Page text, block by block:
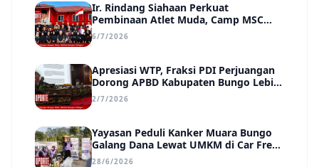
Ir. Rindang Siahaan Perkuat
Pembinaan Atlet Muda, Camp MSC
Siapkan Generasi Juara Hadapi
Kejuaraan Regional hingga Nasional
6/7/2026
Apresiasi WTP, Fraksi PDI Perjuangan
Dorong APBD Kabupaten Bungo Lebih
Efektif, Transparan, dan Berdampak
2/7/2026
Yayasan Peduli Kanker Muara Bungo
Galang Dana Lewat UMKM di Car Free
Day, Ir. Rindang Siahaan Beri Apresiasi
28/6/2026